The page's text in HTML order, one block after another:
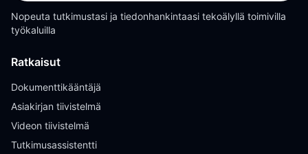
Nopeuta tutkimustasi ja tiedonhankintaasi tekoälyllä toimivilla
työkaluilla
Ratkaisut
Dokumenttikääntäjä
Asiakirjan tiivistelmä
Videon tiivistelmä
Tutkimusassistentti